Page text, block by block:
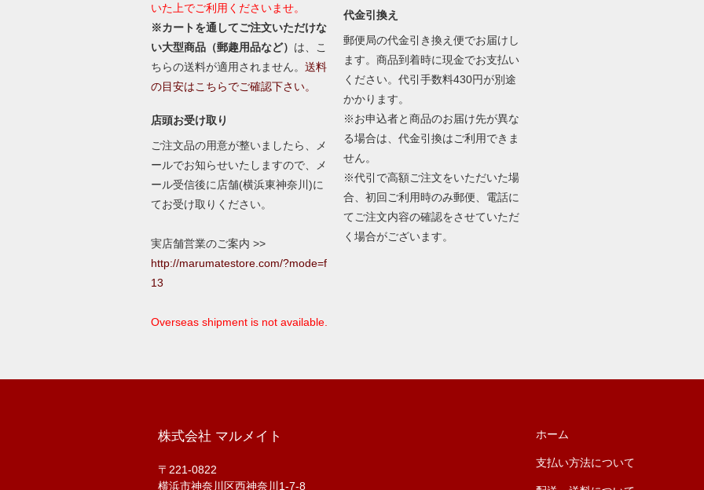
いた上でご利用くださいませ。
※カートを通してご注文いただけな
い大型商品（郵趣用品など） は、こ
ちらの送料が適用されません。 送料
の目安はこちらでご確認下さい。
店頭お受け取り
ご注文品の用意が整いましたら、メ
ールでお知らせいたしますので、メ
ール受信後に店舗(横浜東神奈川)に
てお受け取りください。
実店舗営業のご案内 >>
http://marumatestore.com/?mode=f
13
Overseas shipment is not available.
代金引換え
郵便局の代金引き換え便でお届けし
ます。商品到着時に現金でお支払い
ください。代引手数料430円が別途
かかります。
※お申込者と商品のお届け先が異な
る場合は、代金引換はご利用できま
せん。
※代引で高額ご注文をいただいた場
合、初回ご利用時のみ郵便、電話に
てご注文内容の確認をさせていただ
く場合がございます。
株式会社 マルメイト
〒221-0822
横浜市神奈川区西神奈川1-7-8
ホーム
支払い方法について